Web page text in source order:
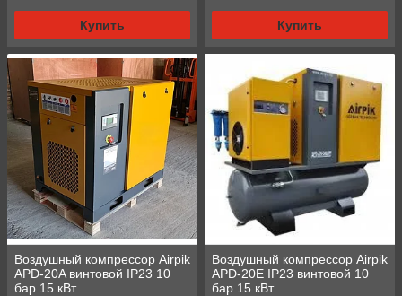
Купить Купить
Воздушный компрессор Airpik
APD-20A винтовой IP23 10
бар 15 кВт
Воздушный компрессор Airpik
APD-20E IP23 винтовой 10
бар 15 кВт